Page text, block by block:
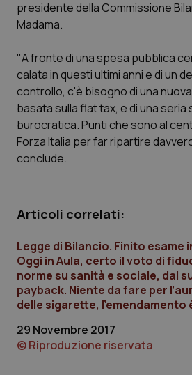
QS Pro
Abruzzo
Basilicata
Calabria
Friuli Venezia Giulia
Lazio
Liguria
QS Pro Gold
Artrite & artrosi
Asma & BPCO
Dermatite Atopica
Diabete & glucometri
Disturbi dell’umore
QS Club Newsletter
presidente della Commissione
Madama.
"A fronte di una spesa pubblica
calata in questi ultimi anni e di un
controllo, c'è bisogno di una
basata sulla flat tax, e di una
burocratica. Punti che sono al
Forza Italia per far ripartire
conclude.
Articoli correlati:
Legge di Bilancio. Finito esame
Oggi in Aula, certo il voto di
norme su sanità e sociale, dal
payback. Niente da fare per
delle sigarette,
29 Novembre 2017
© Riproduzione riservata